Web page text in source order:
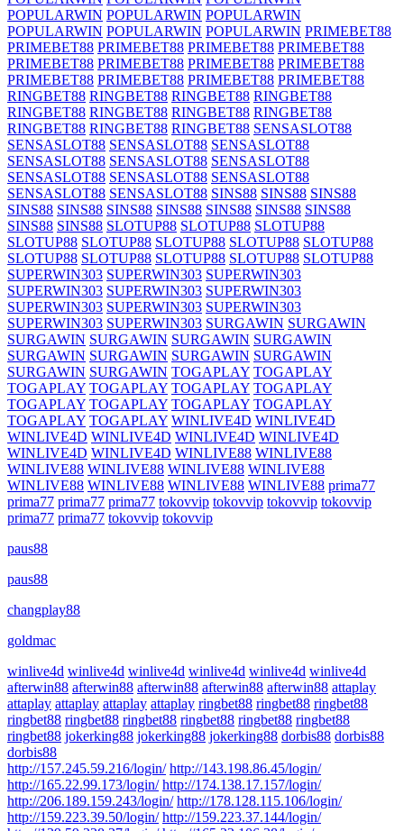
POPULARWIN POPULARWIN POPULARWIN
POPULARWIN POPULARWIN POPULARWIN PRIMEBET88
PRIMEBET88 PRIMEBET88 PRIMEBET88 PRIMEBET88
PRIMEBET88 PRIMEBET88 PRIMEBET88 PRIMEBET88
PRIMEBET88 PRIMEBET88 PRIMEBET88 PRIMEBET88
RINGBET88 RINGBET88 RINGBET88 RINGBET88
RINGBET88 RINGBET88 RINGBET88 RINGBET88
RINGBET88 RINGBET88 RINGBET88 SENSASLOT88
SENSASLOT88 SENSASLOT88 SENSASLOT88
SENSASLOT88 SENSASLOT88 SENSASLOT88
SENSASLOT88 SENSASLOT88 SENSASLOT88
SENSASLOT88 SENSASLOT88 SINS88 SINS88 SINS88
SINS88 SINS88 SINS88 SINS88 SINS88 SINS88 SINS88
SINS88 SINS88 SLOTUP88 SLOTUP88 SLOTUP88
SLOTUP88 SLOTUP88 SLOTUP88 SLOTUP88 SLOTUP88
SLOTUP88 SLOTUP88 SLOTUP88 SLOTUP88 SLOTUP88
SUPERWIN303 SUPERWIN303 SUPERWIN303
SUPERWIN303 SUPERWIN303 SUPERWIN303
SUPERWIN303 SUPERWIN303 SUPERWIN303
SUPERWIN303 SUPERWIN303 SURGAWIN SURGAWIN
SURGAWIN SURGAWIN SURGAWIN SURGAWIN
SURGAWIN SURGAWIN SURGAWIN SURGAWIN
SURGAWIN SURGAWIN TOGAPLAY TOGAPLAY
TOGAPLAY TOGAPLAY TOGAPLAY TOGAPLAY
TOGAPLAY TOGAPLAY TOGAPLAY TOGAPLAY
TOGAPLAY TOGAPLAY WINLIVE4D WINLIVE4D
WINLIVE4D WINLIVE4D WINLIVE4D WINLIVE4D
WINLIVE4D WINLIVE4D WINLIVE88 WINLIVE88
WINLIVE88 WINLIVE88 WINLIVE88 WINLIVE88
WINLIVE88 WINLIVE88 WINLIVE88 WINLIVE88 prima77
prima77 prima77 prima77 tokovvip tokovvip tokovvip tokovvip
prima77 prima77 tokovvip tokovvip
paus88
paus88
changplay88
goldmac
winlive4d winlive4d winlive4d winlive4d winlive4d winlive4d
afterwin88 afterwin88 afterwin88 afterwin88 afterwin88 attaplay
attaplay attaplay attaplay attaplay ringbet88 ringbet88 ringbet88
ringbet88 ringbet88 ringbet88 ringbet88 ringbet88 ringbet88
ringbet88 jokerking88 jokerking88 jokerking88 dorbis88 dorbis88
dorbis88
http://157.245.59.216/login/ http://143.198.86.45/login/
http://165.22.99.173/login/ http://174.138.17.157/login/
http://206.189.159.243/login/ http://178.128.115.106/login/
http://159.223.39.50/login/ http://159.223.37.144/login/